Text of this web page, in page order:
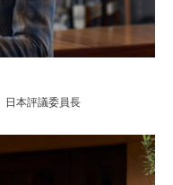
日本評議委員長